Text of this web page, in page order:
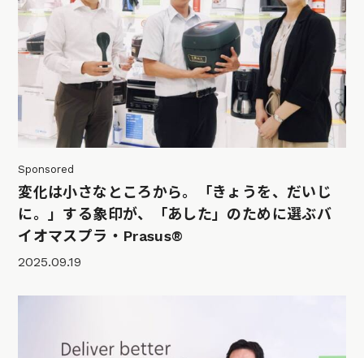
Sponsored
変化は小さなところから。「きょうを、だいじ
に。」する象印が、「あした」のために選ぶバ
イオマスプラ・Prasus®
2025.09.19